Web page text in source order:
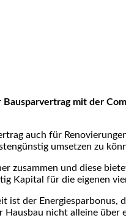
Bausparvertrag mit der
auch für
umsetzen zu
zusammen und diese
Kapital für die eigenen
ist der Energiesparbonus,
Hausbau nicht alleine über